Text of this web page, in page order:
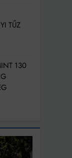
TŰZ
130